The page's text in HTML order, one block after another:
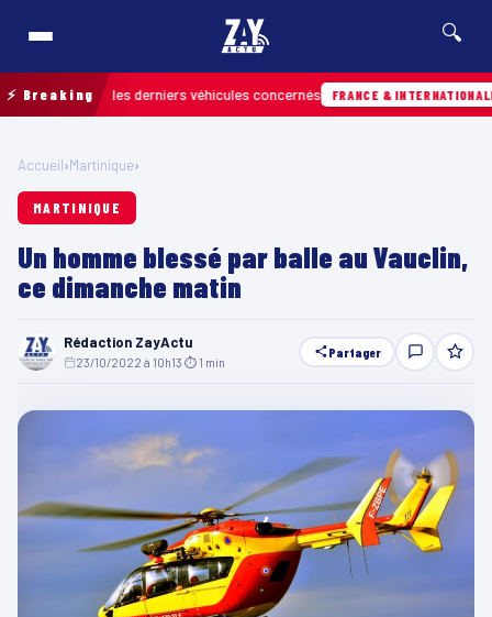
🔍
⚡ Breakingles derniers véhicules concernés FRANCE & INTERNATIONALE
Accueil›Martinique›
MARTINIQUE
Un homme blessé par balle au Vauclin,
ce dimanche matin
Rédaction ZayActu
23/10/2022 à 10h13 ⏱ 1 min
Partager